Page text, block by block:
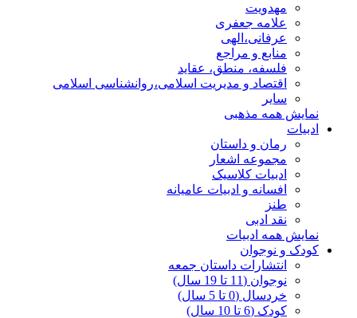
مهدویت
علامه جعفری
عرفانی،الهی
منابع و مراجع
فلسفه، منطق، عقاید
اقتصاد و مدیریت اسلامی،روانشناسی اسلامی
سایر
نمایش همه مذهبی
ادبیات
رمان و داستان
مجموعه اشعار
ادبیات کلاسیک
افسانه و ادبیات عامیانه
طنز
نقد ادبی
نمایش همه ادبیات
کودک و نوجوان
انتشارات داستان جمعه
نوجوان (11 تا 19 سال)
خردسال (0 تا 5 سال)
کودک (6 تا 10 سال)